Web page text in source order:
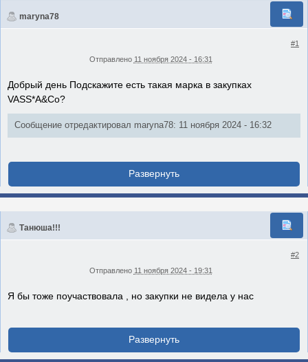
maryna78
#1
Отправлено 11 ноября 2024 - 16:31
Добрый день Подскажите есть такая марка в закупках
VASS*A&Co?
Сообщение отредактировал maryna78: 11 ноября 2024 - 16:32
Танюша!!!
#2
Отправлено 11 ноября 2024 - 19:31
Я бы тоже поучаствовала , но закупки не видела у нас